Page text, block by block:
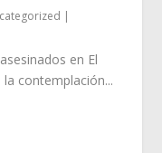
|
en El
contemplación...